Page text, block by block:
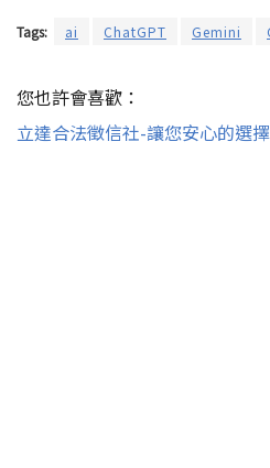
Tags: ai ChatGPT Gemini
您也許會喜歡：
立達合法徵信社-讓您安心的選擇